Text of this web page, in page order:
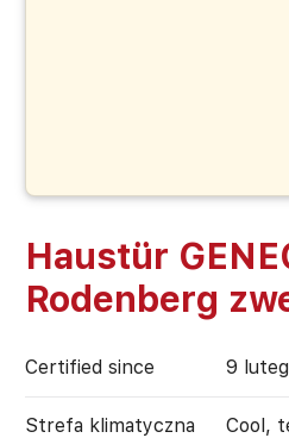
Haustür
Rodenberg
Certified since 9
Strefa klimatyczna Cool,